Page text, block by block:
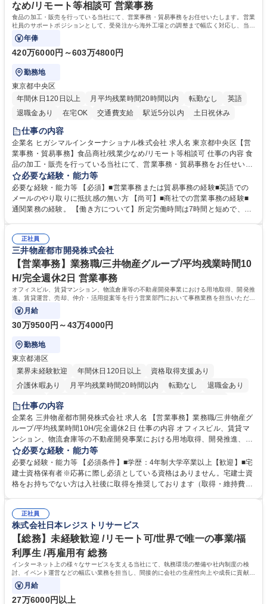
歴・資格 学歴：大学院 大学 高専 短大 語学力： 資格：
なめ/リモート等相談可 営業事務
食品の加工・販売を行っている当社にて、営業事務・貿易事務をお任せいたします。営業
社員のサポートポジションとして、受発注から海外工場との調整まで幅広く対応し、当社
事業の根幹を支えていただきます。
年俸
420万6000円～603万4800円
勤務地
東京都中央区
年間休日120日以上
月平均残業時間20時間以内 転勤なし
英語
退職金あり
在宅OK 交通費支給 駅近5分以内 土日祝休み
仕事の内容
企業名 ヒガシマルインターナショナル株式会社 求人名 東京都中央区【営
業事務・貿易事務】食品商社/残業少なめ/リモート等相談可 仕事の内容 食
品の加工・販売を行っている当社にて、営業事務・貿易事務をお任せいた
します。営業社員のサポートポジションとして、受発注から海外工場との
調整まで幅広く対応し、当社事業の根幹を支えていただきます。 ■受発注
業務、請求書発行 ■海外工場とのスケジュール調整 ■在庫管理 ■輸入書類
の確認・作成 ■配送手配 ■通関業者を通して行う輸出入業全般 ■倉庫との
ルプロデュースしているため、商品に関わる全ての業務をサポート頂きま
す。 募集職種 東京都中央区【営業事務・貿易事務】食品商社/残業少なめ/
リモート等相談可
必要な経験・能力等
必要な経験・能力等 【必須】■営業事務または貿易事務の経験■英語での
メールのやり取りに抵抗感の無い方 【尚可】■商社での営業事務の経験■
通関業務の経験。 【働き方について】所定労働時間は7時間と短めで、残
の強み】1991年の設立以来、外食産業を中心としたお客様の多様なニー
ズに沿った冷凍水産物等の生産・輸入・販売を一貫して手掛けています。
自社工場と海外拠点の強固な連携によるワンストップサービスが最大の強
みです。 学歴・資格 学歴：大学院 大学 語学力：英語 資格：
正社員
三井物産都市開発株式会社
【営業事務】業務職/三井物産グループ/平均残業時間10
H/完全週休2日 営業事務
オフィスビル、賃貸マンション、物流倉庫等の不動産開発事業における用地取得、開発推
進、賃貸運営、売却、仲介・活用提案等を行う営業部門において事務業務を担当いただき
ます。
月給
30万9500円～43万4000円
勤務地
東京都港区
業界未経験歓迎
年間休日120日以上
資格取得支援あり
介護休暇あり
月平均残業時間20時間以内 転勤なし
退職金あり
在宅OK
賞与あり
駅近5分以内
土日祝休み 寮・社宅あり
仕事の内容
企業名 三井物産都市開発株式会社 求人名 【営業事務】業務職/三井物産グ
ループ/平均残業時間10H/完全週休2日 仕事の内容 オフィスビル、賃貸マ
ンション、物流倉庫等の不動産開発事業における用地取得、開発推進、賃
貸運営、売却、仲介・活用提案等を行う営業部門において事務業務を担当
いただきます。 【詳細】・契約書管理、契約書製本、捺印対応、ファイリ
ング、登記簿取得、調書取得・支払業務（各種費用支払、支払管理、請
求・支払データ登録、取引先マスター申請対応）・予算作成及び予実管
の他に担当頂く業務が発生する場合があります。 募集職種 【営業事務】
業務職/三井物産グループ/平均残業時間10H/完全週休2日
必要な経験・能力等
必要な経験・能力等 【必須条件】■学歴：4年制大学卒業以上【歓迎】■宅
建士資格保有者※応募に際し必須としている資格はありません。宅建士資
格をお持ちでない方は入社後に取得を推奨しております（取得・維持費用
ション力がある方。 ・チャレンジを厭わず、粘り強く業務に取り組める
方。多様な関係者と謙虚に信頼関係を構築でき、期限を意識したスケジュ
ール管理が出来る方。※将来的に他部署（営業部門、コーポレート部門）
へのジョブローテーションの可能性があります。 学歴・資格 学歴：大学
院 大学 語学力： 資格：宅地建物取引士
正社員
株式会社日本レジストリサービス
【総務】未経験歓迎 /リモート可/世界で唯一の事業/福
利厚生 /再雇用有 総務
インターネット上の様々なサービスを支える当社にて、執務環境の整備や社内制度の検
討、イベント運営などの幅広い業務を担当し、間接的に会社の生産性向上や成長に貢献し
ている部署です。
月給
27万6000円以上